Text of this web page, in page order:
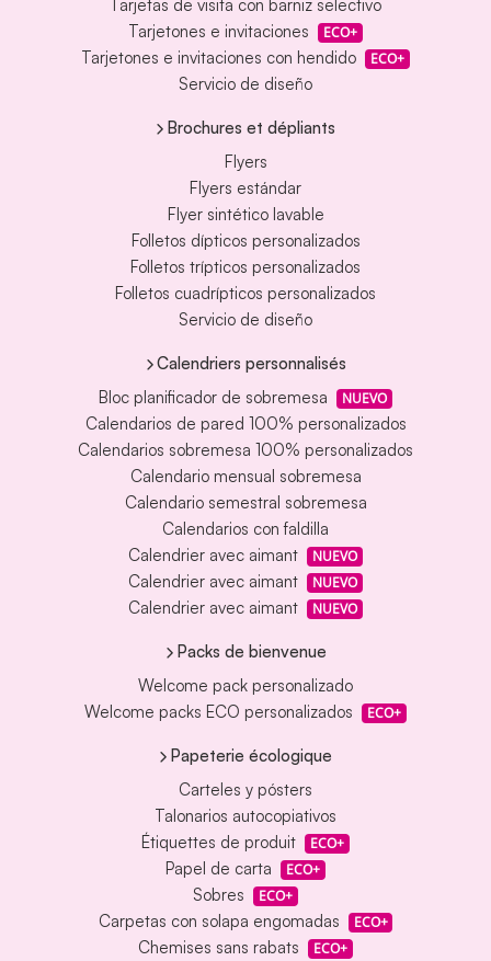
Tarjetas de visita con barniz selectivo
Tarjetones e invitaciones
ECO+
Tarjetones e invitaciones con hendido ECO+
Servicio de diseño
Brochures et dépliants
Flyers
Flyers estándar
Flyer sintético lavable
Folletos dípticos personalizados
Folletos trípticos personalizados
Folletos cuadrípticos personalizados
Servicio de diseño
Calendriers personnalisés
Bloc planificador de sobremesa
NUEVO
Calendarios de pared 100% personalizados
Calendarios sobremesa 100% personalizados
Calendario mensual sobremesa
Calendario semestral sobremesa
Calendarios con faldilla
Calendrier avec aimant
NUEVO
Calendrier avec aimant NUEVO
Calendrier avec aimant NUEVO
Packs de bienvenue
Welcome pack personalizado
Welcome packs ECO personalizados
ECO+
Papeterie écologique
Carteles y pósters
Talonarios autocopiativos
Étiquettes de produit
ECO+
Papel de carta ECO+
Sobres ECO+
Carpetas con solapa engomadas ECO+
Chemises sans rabats ECO+